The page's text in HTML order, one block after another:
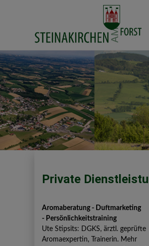
Private
Aromaberatung - Duftmarketing
- Persönlichkeitstraining
Ute Stipsits: DGKS, ärztl. geprüfte
Aromaexpertin, Trainerin. Mehr